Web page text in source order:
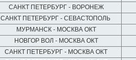
САНКТ ПЕТЕРБУРГ - ВОРОНЕЖ
САНКТ ПЕТЕРБУРГ - СЕВАСТОПОЛЬ
МУРМАНСК - МОСКВА ОКТ
НОВГОР ВОЛ - МОСКВА ОКТ
САНКТ ПЕТЕРБУРГ - МОСКВА ОКТ